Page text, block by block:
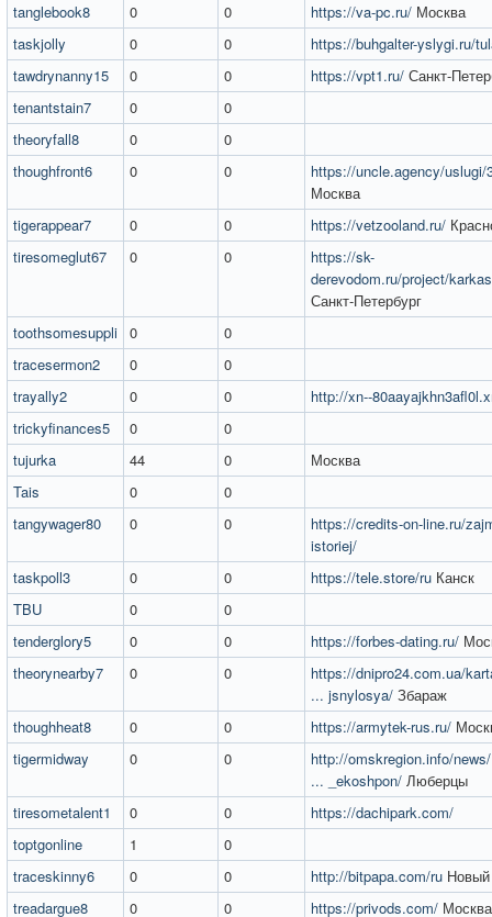
tanglebook8
0 0 https://va-pc.ru/ Москва
taskjolly
0 0
https://buhgalter-yslygi.ru/
tawdrynanny15
0 0 https://vpt1.ru/ Санкт-
tenantstain7
0
0
theoryfall8
0
0
thoughfront6
0 0
https://uncle.agency/uslugi/
Москва
tigerappear7
0 0 https://vetzooland.ru/
tiresomeglut67
0 0
https://sk-
derevodom.ru/project/
Санкт-Петербург
toothsomesuppli 0
0
tracesermon2
0
0
trayally2
0 0
http://xn--
trickyfinances5
0
0
tujurka
44 0
Москва
Tais
0
0
tangywager80
0 0
https://credits-on-line.ru/
istoriej/
taskpoll3
0 0 https://tele.store/ru Канск
TBU
0
0
tenderglory5
0 0 https://forbes-dating.ru/
theorynearby7
0 0
https://dnipro24.com.ua/
... jsnylosya/ Збараж
thoughheat8
0 0 https://armytek-rus.ru/
tigermidway
0 0
http://omskregion.info/
... _ekoshpon/ Люберцы
tiresometalent1
0 0
https://dachipark.com/
toptgonline
1
0
traceskinny6
0 0 http://bitpapa.com/ru Новый
treadargue8
0 0 https://privods.com/ Москва